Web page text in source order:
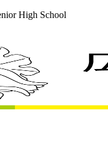
High School